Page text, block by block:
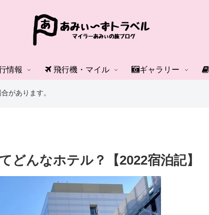
情報 飛行機・マイル ギャラリー
があります。
んなホテル？【2022宿泊記】